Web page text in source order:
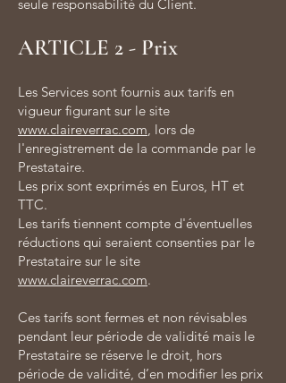
seule responsabilité du Client.
ARTICLE 2 - Prix
Les Services sont fournis aux tarifs en
vigueur figurant sur le site
www.claireverrac.com, lors de
l'enregistrement de la commande par le
Prestataire.
Les prix sont exprimés en Euros, HT et
TTC.
Les tarifs tiennent compte d'éventuelles
réductions qui seraient consenties par le
Prestataire sur le site
www.claireverrac.com.
Ces tarifs sont fermes et non révisables
pendant leur période de validité mais le
Prestataire se réserve le droit, hors
période de validité, d’en modifier les prix